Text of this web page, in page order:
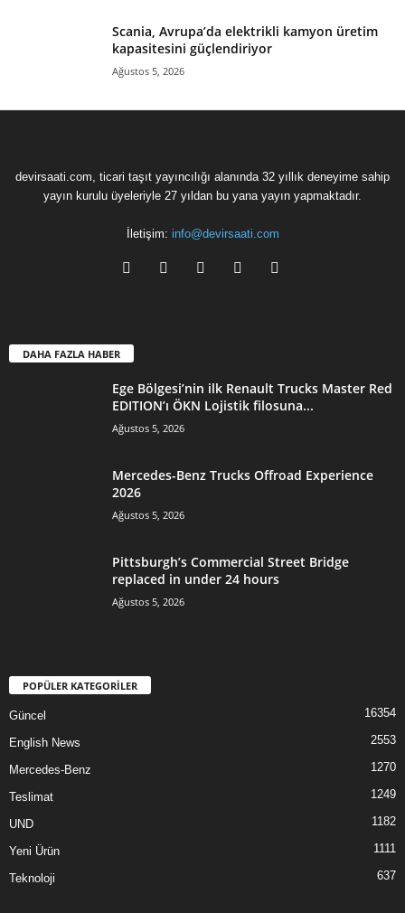
Scania, Avrupa’da elektrikli kamyon üretim
kapasitesini güçlendiriyor
Ağustos 5, 2026
devirsaati.com, ticari taşıt yayıncılığı alanında 32 yıllık deneyime sahip
yayın kurulu üyeleriyle 27 yıldan bu yana yayın yapmaktadır.
İletişim: info@devirsaati.com
DAHA FAZLA HABER
Ege Bölgesi’nin ilk Renault Trucks Master Red
EDITION’ı ÖKN Lojistik filosuna...
Ağustos 5, 2026
Mercedes-Benz Trucks Offroad Experience
2026
Ağustos 5, 2026
Pittsburgh’s Commercial Street Bridge
replaced in under 24 hours
Ağustos 5, 2026
POPÜLER KATEGORİLER
Güncel 16354
English News 2553
Mercedes-Benz 1270
Teslimat 1249
UND 1182
Yeni Ürün 1111
Teknoloji 637